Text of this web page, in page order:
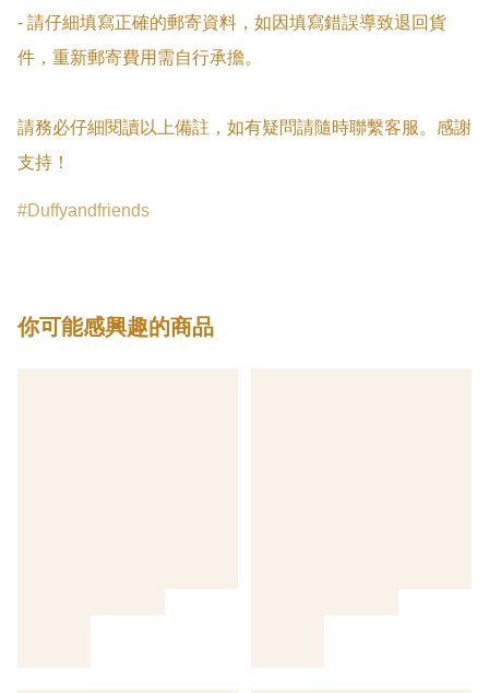
- 請仔細填寫正確的郵寄資料，如因填寫錯誤導致退回貨
件，重新郵寄費用需自行承擔。
請務必仔細閱讀以上備註，如有疑問請隨時聯繫客服。感謝
支持！
Duffyandfriends
你可能感興趣的商品